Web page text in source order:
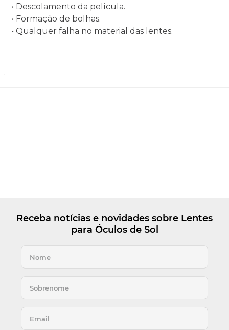
• Descolamento da película.
• Formação de bolhas.
• Qualquer falha no material das lentes.
.
Receba notícias e novidades sobre Lentes
para Óculos de Sol